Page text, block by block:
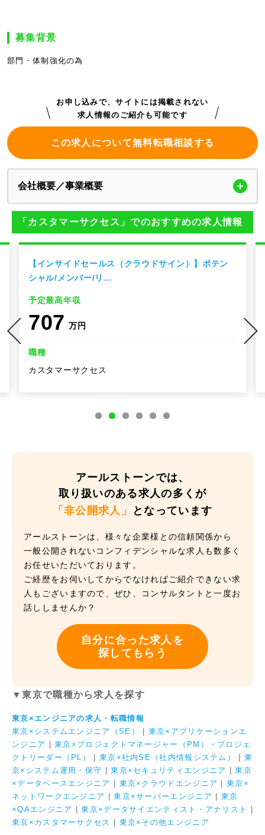
募集背景
部門・体制強化の為
お申し込みで、サイトには掲載されない
求人情報のご紹介も可能です
この求人について無料転職相談する
会社概要／事業概要
「カスタマーサクセス」でのおすすめの求人情報
【インサイドセールス（クラウドサイン）】ポテン
シャル/メンバー/リ…
予定最高年収
707 万円
職種
カスタマーサクセス
アールストーンでは、
取り扱いのある求人の多くが
「非公開求人」
となっています
アールストーンは、様々な企業様との信頼関係から
一般公開されないコンフィデンシャルな求人も数多く
お任せいただいております。
ご経歴をお伺いしてからでなければご紹介できない求
人もございますので、ぜひ、コンサルタントと一度お
話ししませんか？
自分に合った求人を
探してもらう
▼東京で職種から求人を探す
東京×エンジニアの求人・転職情報
東京×システムエンジニア（SE）
東京×アプリケーションエ
ンジニア
|東京×プロジェクトマネージャー（PM）・プロジェ
クトリーダー（PL）
東京×社内SE（社内情報システム）
東
京×システム運用・保守 |東京×セキュリティエンジニア |東京
×データベースエンジニア
東京×クラウドエンジニア |東京×
ネットワークエンジニア
|東京×サーバーエンジニア
東京
×QAエンジニア
|東京×データサイエンティスト・アナリスト
東京×カスタマーサクセス
東京×その他エンジニア